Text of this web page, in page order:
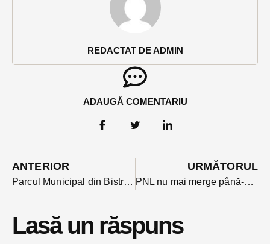
REDACTAT DE ADMIN
ADAUGĂ COMENTARIU
ANTERIOR
Parcul Municipal din Bistrița va purta numele Regelui Mihai. Propunerea inițiată de primar a trecut astăzi de votul consilierilor locali, chiar dacă au fost voci care au cerut amânare pentru consultare publică
URMĂTORUL
PNL nu mai merge până-n pânzele albe cu Cîțu: îl propune pe generalul în rezervă, Nicolae Ciucă. Liberalii vor însă guvern minoritar
Lasă un răspuns